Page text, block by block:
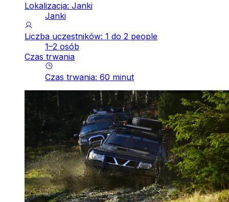
Lokalizacja: Janki
Janki
Liczba uczestników: 1 do 2 people
1–2 osób
Czas trwania
Czas trwania: 60 minut